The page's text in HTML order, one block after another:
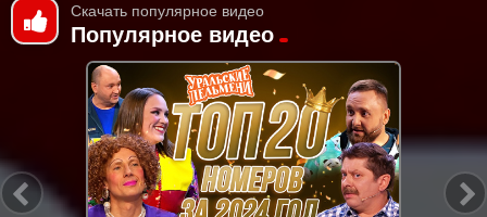
Скачать популярное видео
Популярное видео